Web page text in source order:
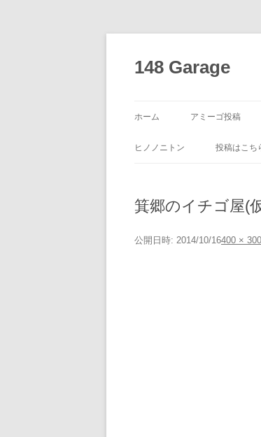
ン
ツ
ッ
148 Garage
ホーム アミーゴ投稿
ヒノノニトン 投稿はこち
箕郷のイチゴ屋(
公開日時: 2014/10/16400 × 300